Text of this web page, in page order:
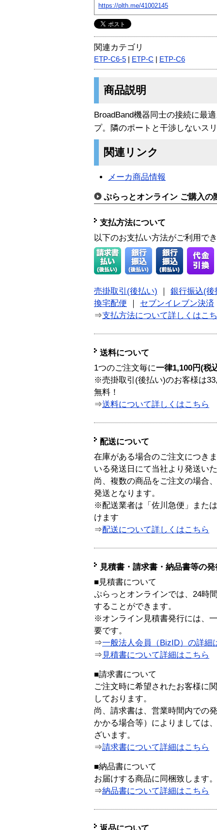
https://plth.me/41002145
関連カテゴリ
ETP-C6-5 ETP-C ETP-C6
商品説明
BroadBand機器同士の接続に最
プ。隣のポートと干渉しないス
関連リンク
メーカ商品情報
ぷらっとオンライン ご購入の
支払方法について
以下のお支払い方法がご利用で
売掛取引(後払い)
銀行振込(後
換宅配便
セブンイレブン決済
⇒支払方法について詳しくはこ
送料について
1つのご注文毎に一律1,100円(税
※売掛取引(後払い)のお客様は
無料！
⇒送料について詳しくはこちら
配送について
在庫がある場合のご注文につき
いる発送日にて当社より発送い
尚、複数の商品をご注文の場合
発送となります。
※配送業者は「佐川急便」また
けます
⇒配送について詳しくはこちら
見積書・請求書・納品書等の
■見積書について
ぷらっとオンラインでは、24時
することができます。
※オンライン見積書発行には、
要です。
⇒一般法人会員（BizID）の詳細
⇒ 見積書について詳細はこちら
■請求書について
ご注文時に希望されたお客様に
しております。
尚、請求書は、営業時間内での
かかる場合等）によりましては
ざいます。
⇒請求書について詳細はこちら
■納品書について
お届けする商品に同梱致します。
⇒納品書について詳細はこちら